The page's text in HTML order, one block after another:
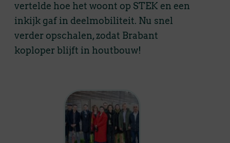
vertelde hoe het woont op STEK en een
inkijk gaf in deelmobiliteit. Nu snel
verder opschalen, zodat Brabant
koploper blijft in houtbouw!